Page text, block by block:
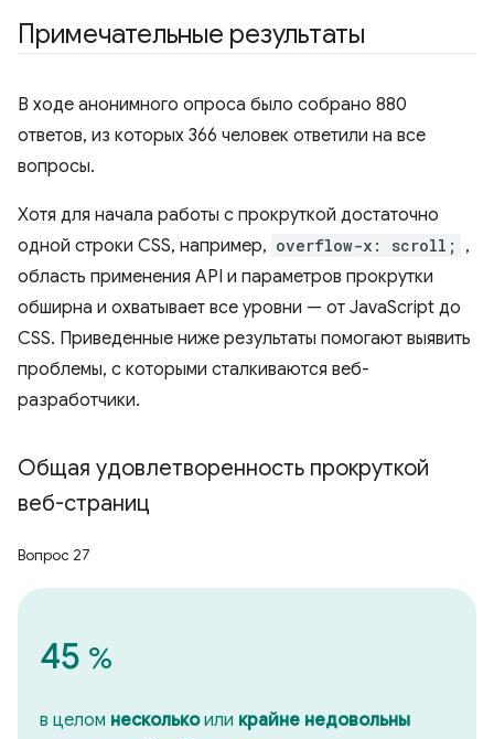
Примечательные результаты
В ходе анонимного опроса было собрано 880
ответов, из которых 366 человек ответили на все
вопросы.
Хотя для начала работы с прокруткой достаточно
одной строки CSS, например, overflow-x: scroll;
,
область применения API и параметров прокрутки
обширна и охватывает все уровни — от JavaScript до
CSS. Приведенные ниже результаты помогают выявить
проблемы, с которыми сталкиваются веб-
разработчики.
Общая удовлетворенность прокруткой
веб-страниц
Вопрос 27
45 %
в целом несколькоили крайне недовольны